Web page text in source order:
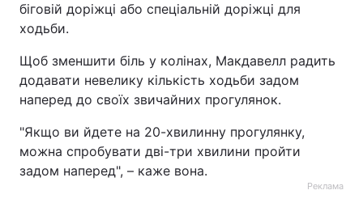
біговій доріжці або спеціальній доріжці для
ходьби.
Щоб зменшити біль у колінах, Макдавелл радить
додавати невелику кількість ходьби задом
наперед до своїх звичайних прогулянок.
"Якщо ви йдете на 20-хвилинну прогулянку,
можна спробувати дві-три хвилини пройти
задом наперед", – каже вона.
Реклама